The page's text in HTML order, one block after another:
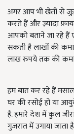
अगर आप भी खेती से
करते हैं और ज़्यादा
आपको बताने जा रहे
सकती है लाखों की
लाख रुपये तक की
हम बात कर रहे हैं
घर की रसोई हो या
है. हमारे देश में कुल
गुजरात में उगाया जाता